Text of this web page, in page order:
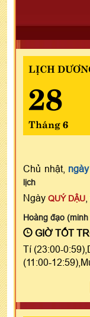
LỊCH
28
Tháng 6
Chủ nhật,
lịch
Ngày QUÝ DẬU
Hoàng đạo
GIỜ TỐT
Tí (23:00-
(11:00-